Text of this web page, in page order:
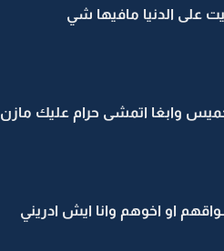
على الدنيا مافيها شي
وابغا اتمشى حرام عليك مازن
او اخوهم وانا ايش ادريني